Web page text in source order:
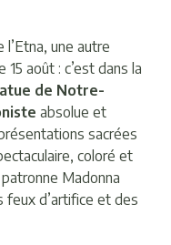
l’Etna, une autre
août : c’est dans la
de Notre-
absolue et
sacrées
coloré et
patronne Madonna
feux d’artifice et des